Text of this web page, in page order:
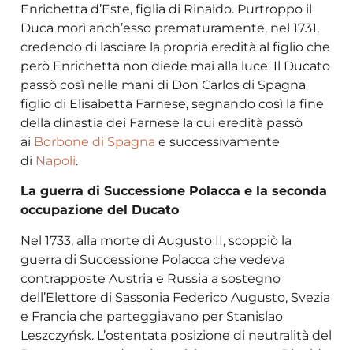
Enrichetta d’Este, figlia di Rinaldo. Purtroppo il
Duca morì anch’esso prematuramente, nel 1731,
credendo di lasciare la propria eredità al figlio che
però Enrichetta non diede mai alla luce. Il Ducato
passò così nelle mani di Don Carlos di Spagna
figlio di Elisabetta Farnese, segnando così la fine
della dinastia dei Farnese la cui eredità passò
ai Borbone di Spagna e successivamente
di Napoli.
La guerra di Successione Polacca e la seconda
occupazione del Ducato
Nel 1733, alla morte di Augusto II, scoppiò la
guerra di Successione Polacca che vedeva
contrapposte Austria e Russia a sostegno
dell’Elettore di Sassonia Federico Augusto, Svezia
e Francia che parteggiavano per Stanislao
Leszczyńsk. L’ostentata posizione di neutralità del